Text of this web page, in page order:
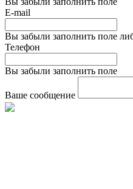
E-mail
Вы забыли заполнить поле
Телефон
Вы забыли заполнить поле
Ваше сообщение